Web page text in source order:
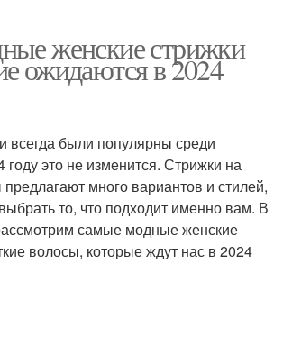
женские стрижки
ожидаются в 2024
всегда были популярны среди
это не изменится. Стрижки на
много вариантов и стилей,
то, что подходит именно вам. В
самые модные женские
волосы, которые ждут нас в 2024